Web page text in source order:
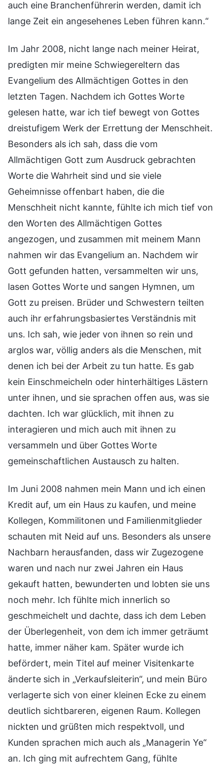
auch eine Branchenführerin werden, damit ich
lange Zeit ein angesehenes Leben führen kann.“
Im Jahr 2008, nicht lange nach meiner Heirat,
predigten mir meine Schwiegereltern das
Evangelium des Allmächtigen Gottes in den
letzten Tagen. Nachdem ich Gottes Worte
gelesen hatte, war ich tief bewegt von Gottes
dreistufigem Werk der Errettung der Menschheit.
Besonders als ich sah, dass die vom
Allmächtigen Gott zum Ausdruck gebrachten
Worte die Wahrheit sind und sie viele
Geheimnisse offenbart haben, die die
Menschheit nicht kannte, fühlte ich mich tief von
den Worten des Allmächtigen Gottes
angezogen, und zusammen mit meinem Mann
nahmen wir das Evangelium an. Nachdem wir
Gott gefunden hatten, versammelten wir uns,
lasen Gottes Worte und sangen Hymnen, um
Gott zu preisen. Brüder und Schwestern teilten
auch ihr erfahrungsbasiertes Verständnis mit
uns. Ich sah, wie jeder von ihnen so rein und
arglos war, völlig anders als die Menschen, mit
denen ich bei der Arbeit zu tun hatte. Es gab
kein Einschmeicheln oder hinterhältiges Lästern
unter ihnen, und sie sprachen offen aus, was sie
dachten. Ich war glücklich, mit ihnen zu
interagieren und mich auch mit ihnen zu
versammeln und über Gottes Worte
gemeinschaftlichen Austausch zu halten.
Im Juni 2008 nahmen mein Mann und ich einen
Kredit auf, um ein Haus zu kaufen, und meine
Kollegen, Kommilitonen und Familienmitglieder
schauten mit Neid auf uns. Besonders als unsere
Nachbarn herausfanden, dass wir Zugezogene
waren und nach nur zwei Jahren ein Haus
gekauft hatten, bewunderten und lobten sie uns
noch mehr. Ich fühlte mich innerlich so
geschmeichelt und dachte, dass ich dem Leben
der Überlegenheit, von dem ich immer geträumt
hatte, immer näher kam. Später wurde ich
befördert, mein Titel auf meiner Visitenkarte
änderte sich in „Verkaufsleiterin“, und mein Büro
verlagerte sich von einer kleinen Ecke zu einem
deutlich sichtbareren, eigenen Raum. Kollegen
nickten und grüßten mich respektvoll, und
Kunden sprachen mich auch als „Managerin Ye“
an. Ich ging mit aufrechtem Gang, fühlte